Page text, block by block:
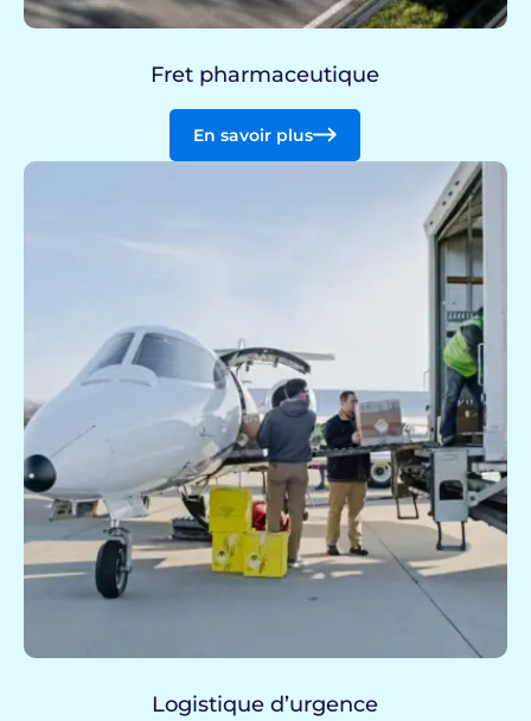
Fret pharmaceutique
En savoir plus
Logistique d’urgence